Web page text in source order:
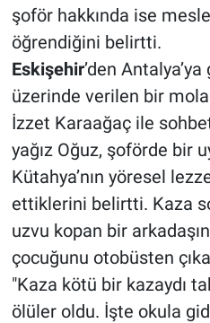
şoför hakkında ise
öğrendiğini belirtti.
Eskişehir’den
üzerinde verilen bir
İzzet Karaağaç ile
yağız Oğuz, şoförde bir
Kütahya’nın yöresel
ettiklerini belirtti. Kaza
uzvu kopan bir
çocuğunu otobüsten
"Kaza kötü bir kazaydı
ölüler oldu. İşte okula